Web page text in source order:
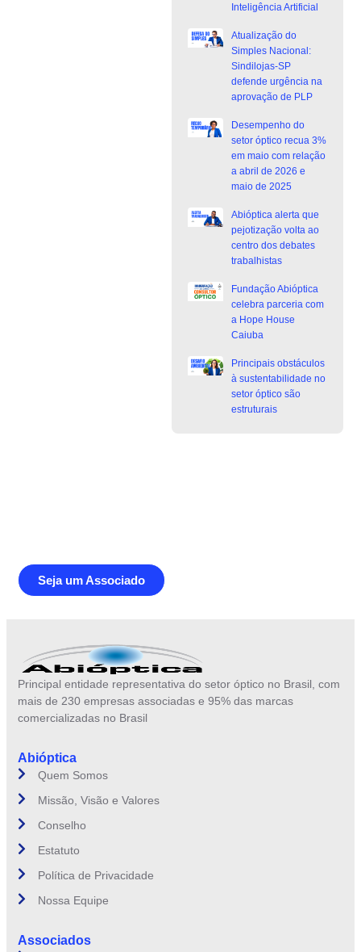
Inteligência Artificial
Atualização do
Simples Nacional:
Sindilojas-SP
defende urgência na
aprovação de PLP
Desempenho do
setor óptico recua 3%
em maio com relação
a abril de 2026 e
maio de 2025
Abióptica alerta que
pejotização volta ao
centro dos debates
trabalhistas
Fundação Abióptica
celebra parceria com
a Hope House
Caiuba
Principais obstáculos
à sustentabilidade no
setor óptico são
estruturais
Seja um Associado
Principal entidade representativa do setor óptico no Brasil, com
mais de 230 empresas associadas e 95% das marcas
comercializadas no Brasil
Abióptica
Quem Somos
Missão, Visão e Valores
Conselho
Estatuto
Política de Privacidade
Nossa Equipe
Associados